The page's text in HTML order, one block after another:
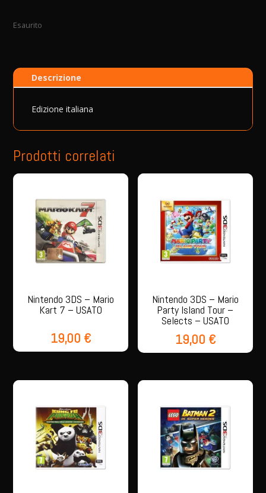
Esaurito
Descrizione
Edizione italiana
Prodotti correlati
Nintendo 3DS – Mario
Kart 7 – USATO
19,00 €
Nintendo 3DS – Mario
Party Island Tour –
Selects – USATO
19,00 €